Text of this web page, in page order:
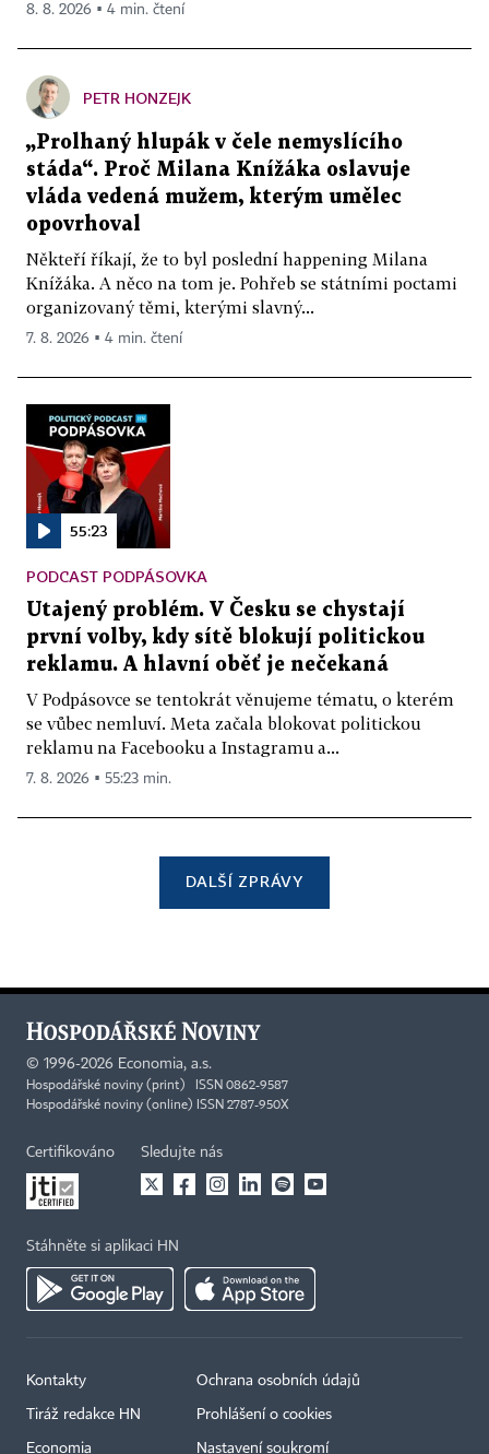
8. 8. 2026 ▪ 4 min. čtení
PETR HONZEJK
„Prolhaný hlupák v čele nemyslícího
stáda“. Proč Milana Knížáka oslavuje
vláda vedená mužem, kterým umělec
opovrhoval
Někteří říkají, že to byl poslední happening Milana
Knížáka. A něco na tom je. Pohřeb se státními poctami
organizovaný těmi, kterými slavný...
7. 8. 2026 ▪ 4 min. čtení
55:23
PODCAST PODPÁSOVKA
Utajený problém. V Česku se chystají
první volby, kdy sítě blokují politickou
reklamu. A hlavní oběť je nečekaná
V Podpásovce se tentokrát věnujeme tématu, o kterém
se vůbec nemluví. Meta začala blokovat politickou
reklamu na Facebooku a Instagramu a...
7. 8. 2026 ▪ 55:23 min.
DALŠÍ ZPRÁVY
© 1996-2026 Economia, a.s.
Hospodářské noviny (print) ISSN 0862-9587
Hospodářské noviny (online) ISSN 2787-950X
Certifikováno Sledujte nás
Stáhněte si aplikaci HN
Kontakty
Tiráž redakce HN
Economia
Ochrana osobních údajů
Prohlášení o cookies
Nastavení soukromí